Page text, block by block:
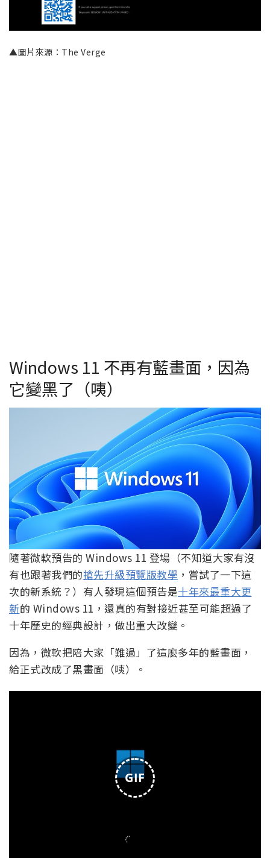
▲圖片來源：The Verge
Windows 11 不再有藍畫面，因為
它變黑了（咦）
隨著微軟預告的 Windows 11 登場（不知道大家有沒
有也跟著我們的搶先升級預覽版教學 ，嘗試了一下這
次的新系統？）有人發現這個預告是十年來最重大更
新的 Windows 11，還真的有對接近甚至可能超過了
十年歷史的經典設計，做出重大改變。
因為，微軟把陪大家「難過」了這麼多年的藍畫面，
給正式改成了黑畫面（咦）。
GIF